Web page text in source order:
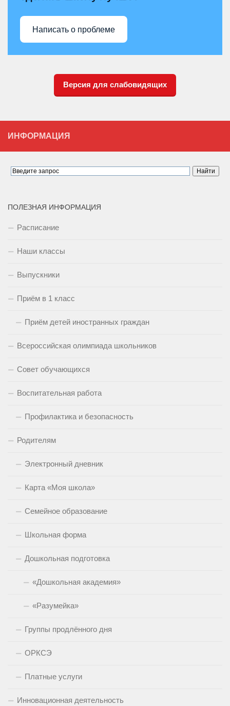
Написать о проблеме
Версия для слабовидящих
ИНФОРМАЦИЯ
ПОЛЕЗНАЯ ИНФОРМАЦИЯ
Расписание
Наши классы
Выпускники
Приём в 1 класс
Приём детей иностранных граждан
Всероссийская олимпиада школьников
Совет обучающихся
Воспитательная работа
Профилактика и безопасность
Родителям
Электронный дневник
Карта «Моя школа»
Семейное образование
Школьная форма
Дошкольная подготовка
«Дошкольная академия»
«Разумейка»
Группы продлённого дня
ОРКСЭ
Платные услуги
Инновационная деятельность